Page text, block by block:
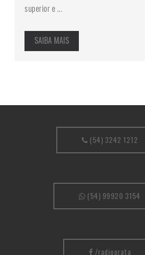
superior e ...
SAIBA MAIS
(54) 3242 1212
(54) 99920 3154
/radioprata